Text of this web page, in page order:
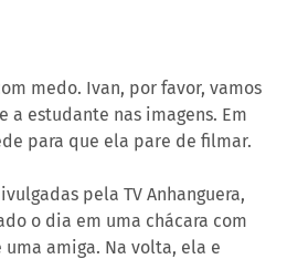
medo. Ivan, por favor, vamos
a estudante nas imagens. Em
para que ela pare de filmar.
pela TV Anhanguera,
o dia em uma chácara com
amiga. Na volta, ela e